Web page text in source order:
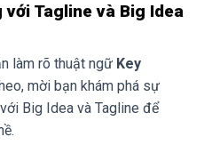
Tagline và Big Idea
làm rõ thuật ngữ Key
mời bạn khám phá sự
Big Idea và Tagline để